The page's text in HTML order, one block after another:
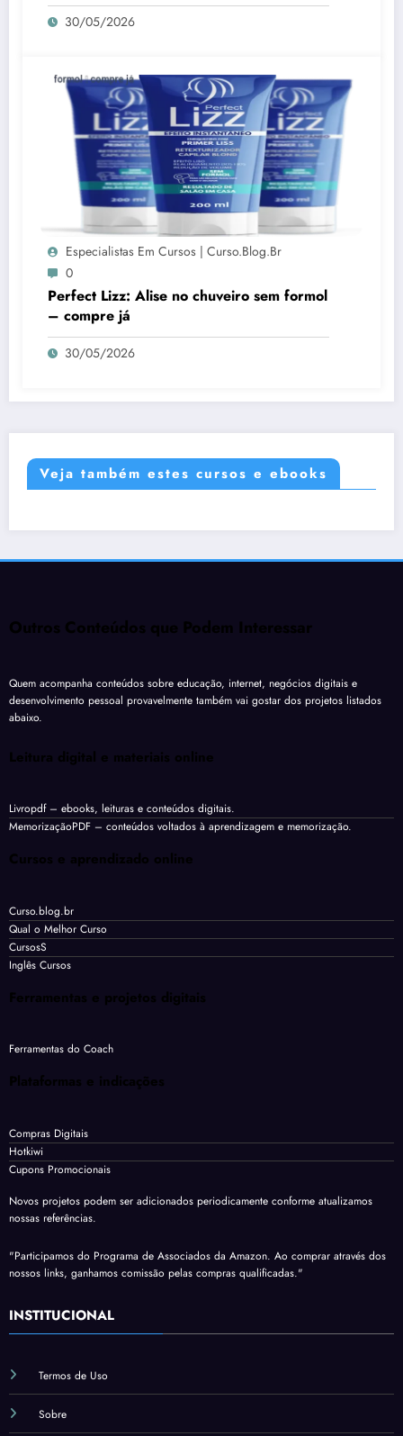
30/05/2026
Especialistas Em Cursos | Curso.blog.br
0
Perfect Lizz: Alise no chuveiro sem formol
– compre já
30/05/2026
Veja também estes cursos e ebooks
Outros Conteúdos que Podem Interessar
Quem acompanha conteúdos sobre educação, internet, negócios digitais e
desenvolvimento pessoal provavelmente também vai gostar dos projetos listados
abaixo.
Leitura digital e materiais online
Livropdf– ebooks, leituras e conteúdos digitais.
MemorizaçãoPDF – conteúdos voltados à aprendizagem e memorização.
Cursos e aprendizado online
Curso.blog.br
Qual o Melhor Curso
CursosS
Inglês Cursos
Ferramentas e projetos digitais
Ferramentas do Coach
Plataformas e indicações
Compras Digitais
Hotkiwi
Cupons Promocionais
Novos projetos podem ser adicionados periodicamente conforme atualizamos
nossas referências.
"Participamos do Programa de Associados da Amazon. Ao comprar através dos
nossos links, ganhamos comissão pelas compras qualificadas."
INSTITUCIONAL
Termos de Uso
Sobre